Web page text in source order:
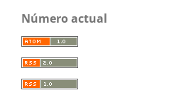
Número actual